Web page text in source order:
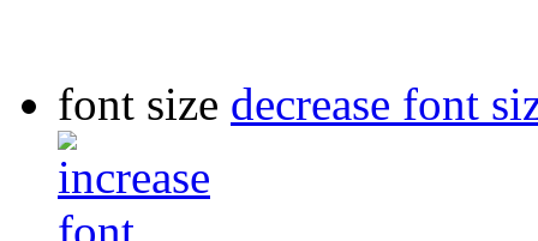
font size decrease font